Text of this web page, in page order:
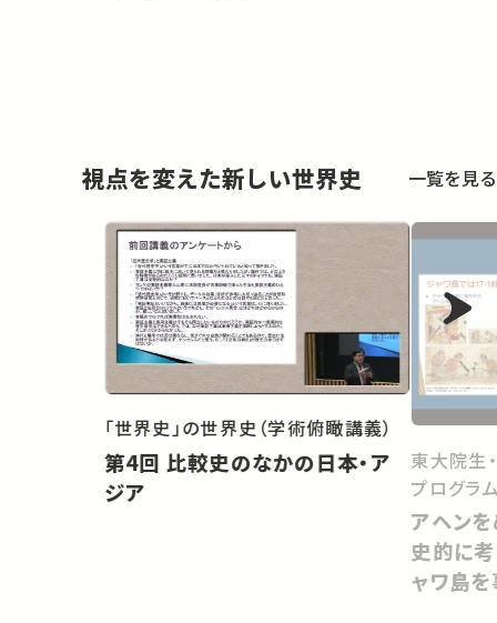
視点を変えた新しい世界史 一覧を見る
「世界史」の世界史（学術俯瞰講義）
第4回 比較史のなかの日本・ア
ジア
東大院生
プログラ
アヘン
史的に
ャワ島